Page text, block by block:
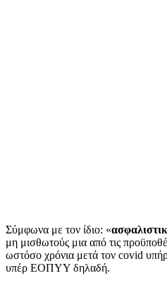
Σύμφωνα με τον ίδιο: «
μη μισθωτούς μια από τις
ωστόσο χρόνια μετά τον covid
υπέρ ΕΟΠΥΥ δηλαδή.